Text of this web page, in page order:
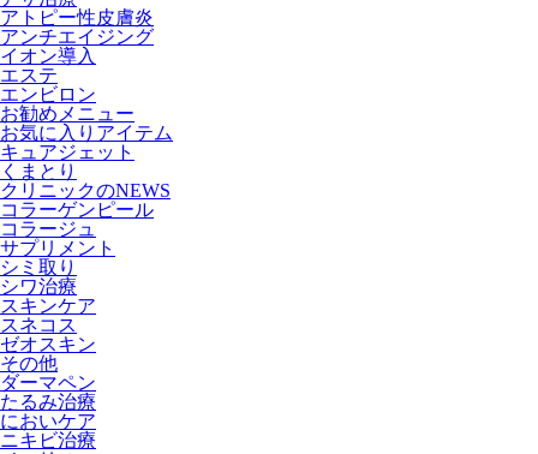
アトピー性皮膚炎
アンチエイジング
イオン導入
エステ
エンビロン
お勧めメニュー
お気に入りアイテム
キュアジェット
くまとり
クリニックのNEWS
コラーゲンピール
コラージュ
サプリメント
シミ取り
シワ治療
スキンケア
スネコス
ゼオスキン
その他
ダーマペン
たるみ治療
においケア
ニキビ治療